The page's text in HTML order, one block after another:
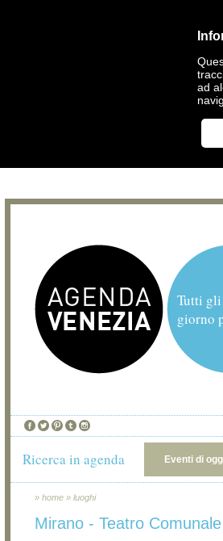
ad
Tutti
giorno
Ricerca in agenda Eventi di
» home » luoghi
Mirano - Teatro